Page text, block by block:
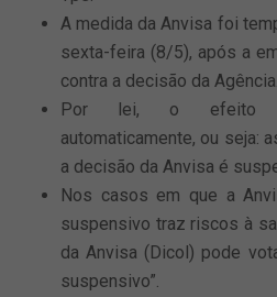
A medida da Anvisa foi
sexta-feira (8/5), após a
contra a decisão da Agência.
Por lei, o efeito
automaticamente, ou seja:
a decisão da Anvisa é
Nos casos em que a
suspensivo traz riscos à
da Anvisa (Dicol) pode
suspensivo”.